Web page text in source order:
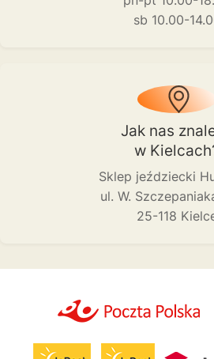
sb 10.00-
Jak nas
w
Sklep jeździecki
ul. W.
25-118